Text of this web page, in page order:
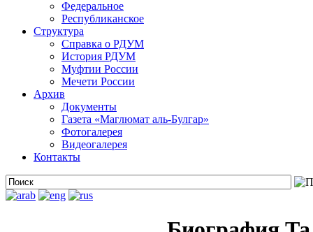
Федеральное
Республиканское
Структура
Справка о РДУМ
История РДУМ
Муфтии России
Мечети России
Архив
Документы
Газета «Маглюмат аль-Булгар»
Фотогалерея
Видеогалерея
Контакты